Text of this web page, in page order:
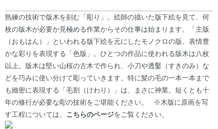
熟練の技術で版木を刻む「彫り」。絵師の描いた版下絵を見て、何
枚の版木が必要か見極める作業からその仕事は始まります。「主版
（おもはん）」といわれる版下絵を元にしたモノクロの版、表情豊
かな彩りを表現する「色版」。ひとつの作品に使われる版木は八枚
以上。版木は堅い山桜の古木で作られ、小刀や透鑿（すきのみ）な
どを巧みに使い分けて彫っていきます。特に髪の毛の一本一本まで
も緻密に表現する「毛割（けわり）」は、まさに神業。短くとも十
年の修行が必要な彫の技術をご堪能ください。 ※木版に原画を写
す工程については、 こちらのページをご覧ください。